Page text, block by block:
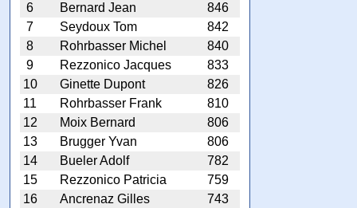
6
Bernard Jean
846
7
Seydoux Tom
842
8
Rohrbasser Michel
840
9
Rezzonico Jacques
833
10
Ginette Dupont
826
11
Rohrbasser Frank
810
12
Moix Bernard
806
13
Brugger Yvan
806
14
Bueler Adolf
782
15
Rezzonico Patricia
759
16
Ancrenaz Gilles
743